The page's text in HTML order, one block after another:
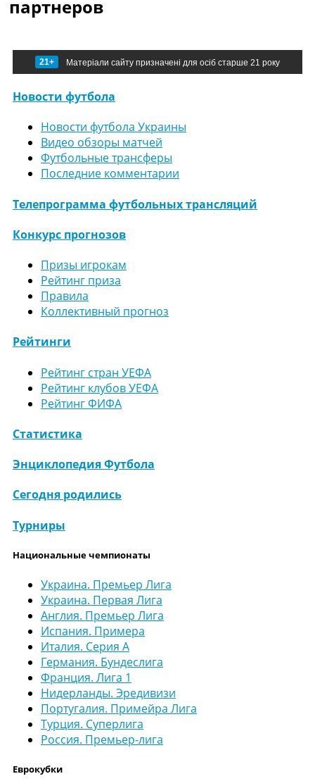
партнеров
21+ Матеріали сайту призначені для осіб старше 21 року
Новости футбола
Новости футбола Украины
Видео обзоры матчей
Футбольные трансферы
Последние комментарии
Телепрограмма футбольных трансляций
Конкурс прогнозов
Призы игрокам
Рейтинг приза
Правила
Коллективный прогноз
Рейтинги
Рейтинг стран УЕФА
Рейтинг клубов УЕФА
Рейтинг ФИФА
Статистика
Энциклопедия Футбола
Сегодня родились
Турниры
Национальные чемпионаты
Украина. Премьер Лига
Украина. Первая Лига
Англия. Премьер Лига
Испания. Примера
Италия. Серия А
Германия. Бундеслига
Франция. Лига 1
Нидерланды. Эредивизи
Португалия. Примейра Лига
Турция. Суперлига
Россия. Премьер-лига
Еврокубки